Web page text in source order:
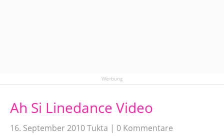
Werbung
Ah Si Linedance Video
16. September 2010Tukta 0 Kommentare